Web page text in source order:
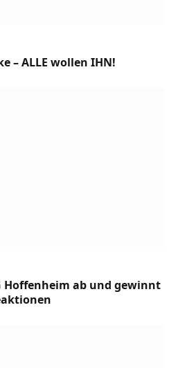
– ALLE wollen IHN!
Hoffenheim ab und gewinnt